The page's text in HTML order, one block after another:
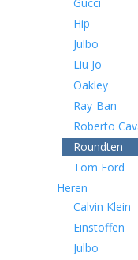
Hip
Julbo
Liu Jo
Oakley
Ray-Ban
Roberto
Roundten
Tom Ford
Heren
Calvin Klein
Einstoffen
Julbo